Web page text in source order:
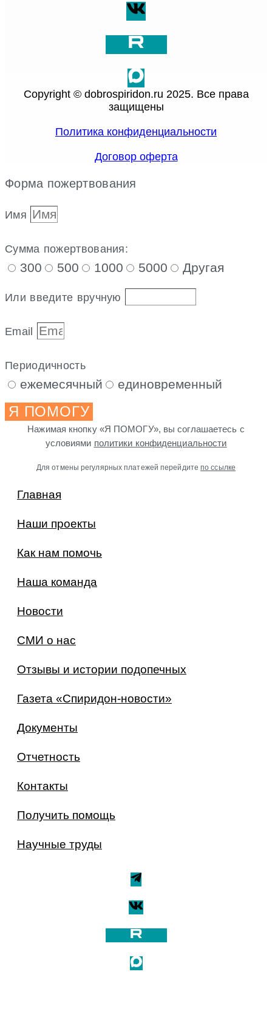
Copyright © dobrospiridon.ru 2025. Все права
защищены
Политика конфиденциальности
Договор оферта
Форма пожертвования
Имя
Сумма пожертвования:
300 500 1000 5000 Другая
Или введите вручную
Email
Периодичность
ежемесячный единовременный
Я ПОМОГУ
Нажимая кнопку «Я ПОМОГУ», вы соглашаетесь с
условиями политики конфиденциальности
Для отмены регулярных платежей перейдитепо ссылке
Главная
Наши проекты
Как нам помочь
Наша команда
Новости
СМИ о нас
Отзывы и истории подопечных
Газета «Спиридон-новости»
Документы
Отчетность
Контакты
Получить помощь
Научные труды